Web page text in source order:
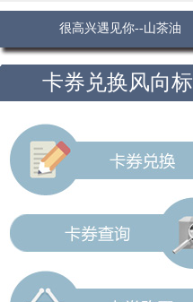
很高兴遇见你--山茶油
卡券兑换风向标